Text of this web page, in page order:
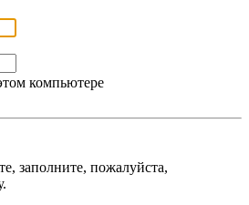
компьютере
заполните, пожалуйста,